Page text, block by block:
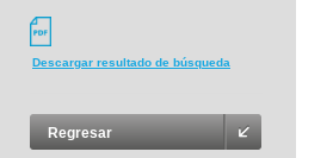
Descargar resultado de búsqueda
Regresar